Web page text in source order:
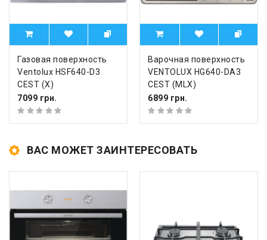
Газовая поверхность
Ventolux HSF640-D3
CEST (X)
7099 грн.
Варочная поверхность
VENTOLUX HG640-DA3
CEST (MLX)
6899 грн.
ВАС МОЖЕТ ЗАИНТЕРЕСОВАТЬ